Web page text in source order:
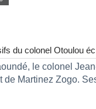
du colonel Otoulou
le colonel
de Martinez Zogo.